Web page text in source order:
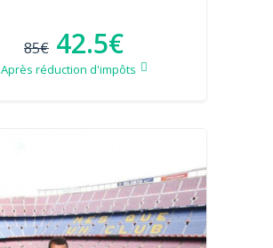
85€ 42.5€
Après réduction d'impôts